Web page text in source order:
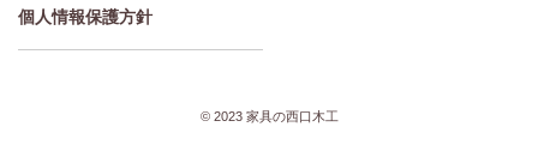
個人情報保護方針
© 2023 家具の西口木工